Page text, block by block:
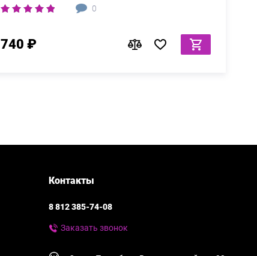
0
740 ₽
Контакты
8 812 385-74-08
Заказать звонок